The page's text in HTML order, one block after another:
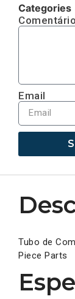
Categories
Email
Tubo de
Piece Parts